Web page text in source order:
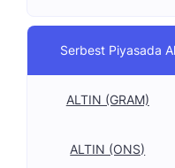
Serbest Piyasada
ALTIN (GRAM)
ALTIN (ONS)